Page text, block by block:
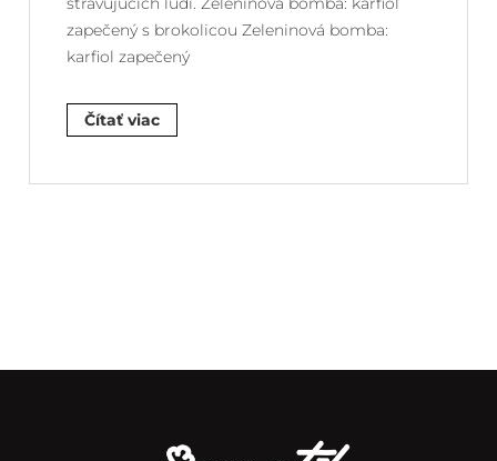
zapečený s brokolicou Zeleninová bomba:
karfiol zapečený
Čítať viac